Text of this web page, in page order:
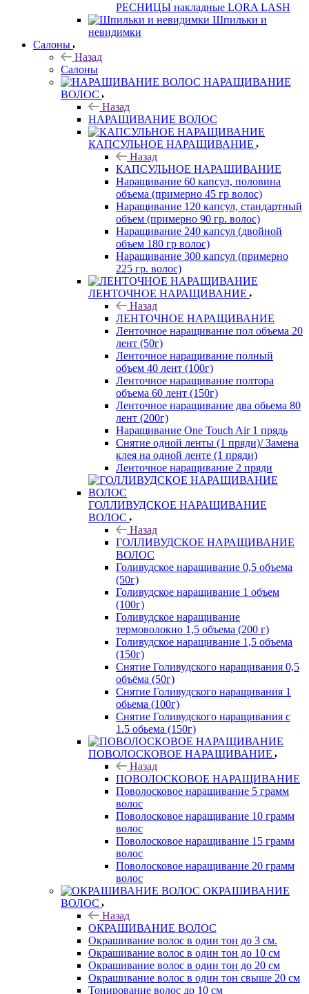
РЕСНИЦЫ накладные LORA LASH
Шпильки и
невидимки
Салоны
Назад
Салоны
НАРАЩИВАНИЕ
ВОЛОС
Назад
НАРАЩИВАНИЕ ВОЛОС
КАПСУЛЬНОЕ НАРАЩИВАНИЕ
Назад
КАПСУЛЬНОЕ НАРАЩИВАНИЕ
Наращивание 60 капсул, половина
объема (примерно 45 гр волос)
Наращивание 120 капсул, стандартный
объем (примерно 90 гр. волос)
Наращивание 240 капсул (двойной
объем 180 гр волос)
Наращивание 300 капсул (примерно
225 гр. волос)
ЛЕНТОЧНОЕ НАРАЩИВАНИЕ
Назад
ЛЕНТОЧНОЕ НАРАЩИВАНИЕ
Ленточное наращивание пол объема 20
лент (50г)
Ленточное наращивание полный
объем 40 лент (100г)
Ленточное наращивание полтора
объема 60 лент (150г)
Ленточное наращивание два обьема 80
лент (200г)
Наращивание One Touch Air 1 прядь
Снятие одной ленты (1 пряди)/ Замена
клея на одной ленте (1 пряди)
Ленточное наращивание 2 пряди
ГОЛЛИВУДСКОЕ НАРАЩИВАНИЕ
ВОЛОС
Назад
ГОЛЛИВУДСКОЕ НАРАЩИВАНИЕ
ВОЛОС
Голивудское наращивание 0,5 объема
(50г)
Голивудское наращивание 1 объем
(100г)
Голивудское наращивание
термоволокно 1,5 объема (200 г)
Голивудское наращивание 1,5 объема
(150г)
Снятие Голивудского наращивания 0,5
объёма (50г)
Снятие Голивудского наращивания 1
обьема (100г)
Снятие Голивудского наращивания с
1.5 обьема (150г)
ПОВОЛОСКОВОЕ НАРАЩИВАНИЕ
Назад
ПОВОЛОСКОВОЕ НАРАЩИВАНИЕ
Поволосковое наращивание 5 грамм
волос
Поволосковое наращивание 10 грамм
волос
Поволосковое наращивание 15 грамм
волос
Поволосковое наращивание 20 грамм
волос
ОКРАШИВАНИЕ
ВОЛОС
Назад
ОКРАШИВАНИЕ ВОЛОС
Окрашивание волос в один тон до 3 см.
Окрашивание волос в один тон до 10 см
Окрашивание волос в один тон до 20 см
Окрашивание волос в один тон свыше 20 см
Тонирование волос до 10 см